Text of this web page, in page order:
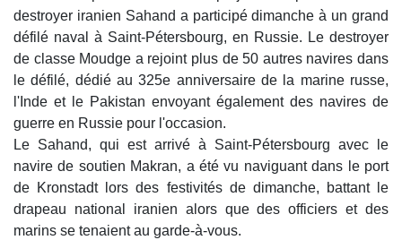
destroyer iranien Sahand a participé dimanche à un grand
défilé naval à Saint-Pétersbourg, en Russie. Le destroyer
de classe Moudge a rejoint plus de 50 autres navires dans
le défilé, dédié au 325e anniversaire de la marine russe,
l'Inde et le Pakistan envoyant également des navires de
guerre en Russie pour l'occasion.
Le Sahand, qui est arrivé à Saint-Pétersbourg avec le
navire de soutien Makran, a été vu naviguant dans le port
de Kronstadt lors des festivités de dimanche, battant le
drapeau national iranien alors que des officiers et des
marins se tenaient au garde-à-vous.